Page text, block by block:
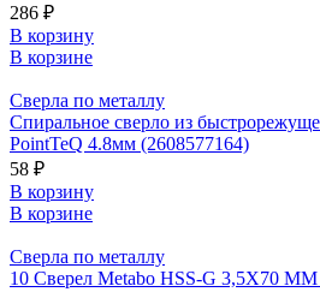
286 ₽
В корзину
В корзине
Сверла по металлу
Спиральное сверло из
PointTeQ 4.8мм (2608577164)
58 ₽
В корзину
В корзине
Сверла по металлу
10 Сверел Metabo HSS-G 3,5X70 ММ